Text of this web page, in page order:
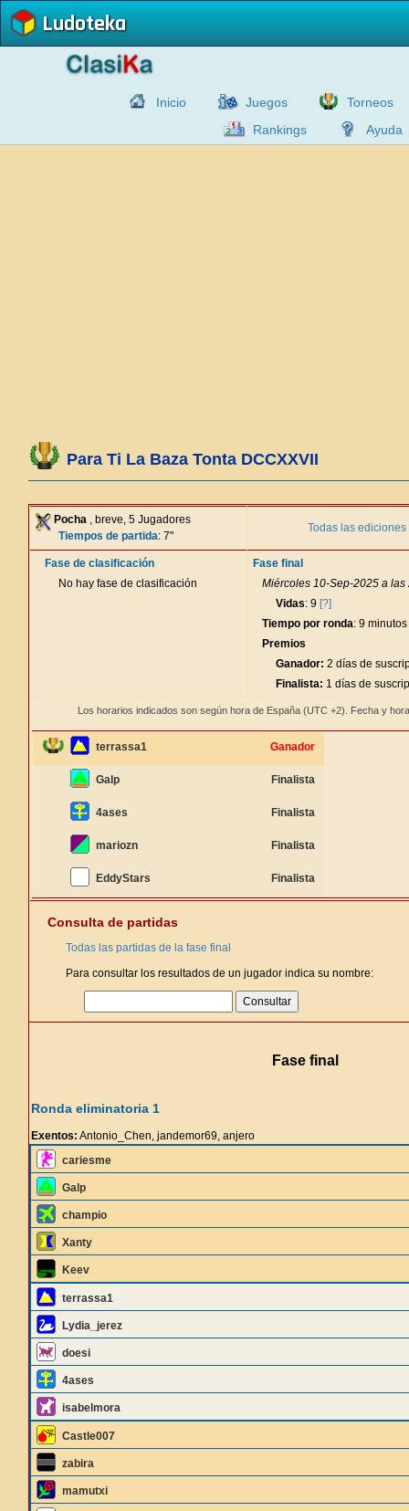
Ludoteka
Inicio Juegos
Torneos
Rankings
Ayuda
Para Ti La Baza Tonta DCCXXVII
Pocha , breve, 5 Jugadores
Tiempos de partida: 7"
Todas las
Fase de clasificación
No hay fase de clasificación
Fase final
Miércoles 10-Sep-2025 a las
Vidas: 9 [?]
Tiempo por ronda: 9 minutos
Premios
Ganador: 2 días de
Finalista: 1 días de
Los horarios indicados son según hora de España (UTC +2). Fecha y
terrassa1 Ganador
Galp Finalista
4ases Finalista
mariozn Finalista
EddyStars Finalista
Consulta de partidas
Todas las partidas de la fase final
Para consultar los resultados de un jugador indica su nombre:
Fase final
Ronda eliminatoria 1
Exentos: Antonio_Chen, jandemor69, anjero
cariesme
Galp
champio
Xanty
Keev
terrassa1
Lydia_jerez
doesi
4ases
isabelmora
Castle007
zabira
mamutxi